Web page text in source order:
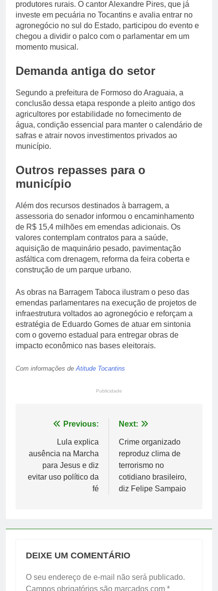
produtores rurais. O cantor Alexandre Pires, que já
investe em pecuária no Tocantins e avalia entrar no
agronegócio no sul do Estado, participou do evento e
chegou a dividir o palco com o parlamentar em um
momento musical.
Demanda antiga do setor
Segundo a prefeitura de Formoso do Araguaia, a
conclusão dessa etapa responde a pleito antigo dos
agricultores por estabilidade no fornecimento de
água, condição essencial para manter o calendário de
safras e atrair novos investimentos privados ao
município.
Outros repasses para o
município
Além dos recursos destinados à barragem, a
assessoria do senador informou o encaminhamento
de R$ 15,4 milhões em emendas adicionais. Os
valores contemplam contratos para a saúde,
aquisição de maquinário pesado, pavimentação
asfáltica com drenagem, reforma da feira coberta e
construção de um parque urbano.
As obras na Barragem Taboca ilustram o peso das
emendas parlamentares na execução de projetos de
infraestrutura voltados ao agronegócio e reforçam a
estratégia de Eduardo Gomes de atuar em sintonia
com o governo estadual para entregar obras de
impacto econômico nas bases eleitorais.
Com informações de Atitude Tocantins
Publicidade
Navegação
Post
Previous:
Lula explica
ausência na Marcha
para Jesus e diz
evitar uso político da
fé
Next:
Crime organizado
reproduz clima de
terrorismo no
cotidiano brasileiro,
diz Felipe Sampaio
DEIXE UM COMENTÁRIO
O seu endereço de e-mail não será publicado.
Campos obrigatórios são marcados com *